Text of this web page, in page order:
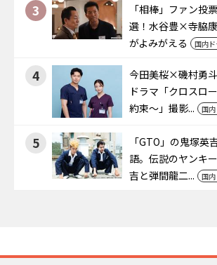
3
「相棒」ファン投
選！水谷豊×寺脇
がよみがえる
国内
4
今田美桜×磯村勇
ドラマ「クロスロ
約束～」撮影...
国
5
「GTO」の鬼塚英
語。伝説のヤンキ
吉と弾間龍二...
国